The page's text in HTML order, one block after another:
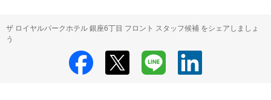
ザ ロイヤルパークホテル 銀座6丁目 フロント スタッフ候補 をシェアしましょ
う